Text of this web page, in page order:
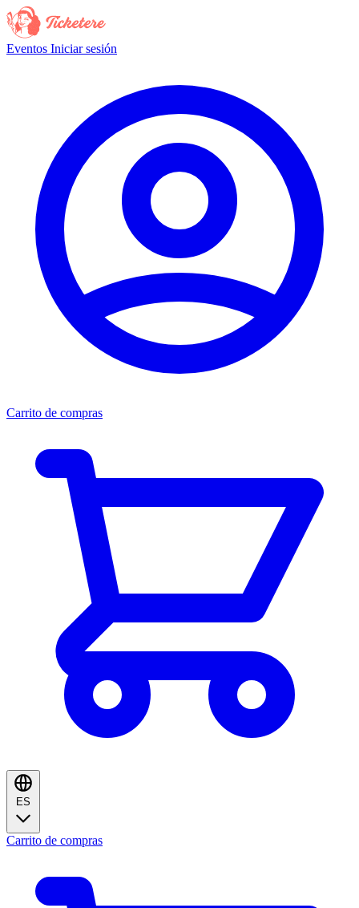
Eventos Iniciar sesión
Carrito de compras
ES
Carrito de compras